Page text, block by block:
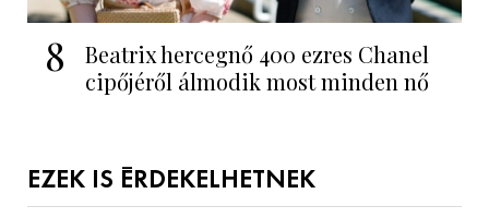
8
Beatrix hercegnő 400 ezres Chanel
cipőjéről álmodik most minden nő
EZEK IS ÉRDEKELHETNEK